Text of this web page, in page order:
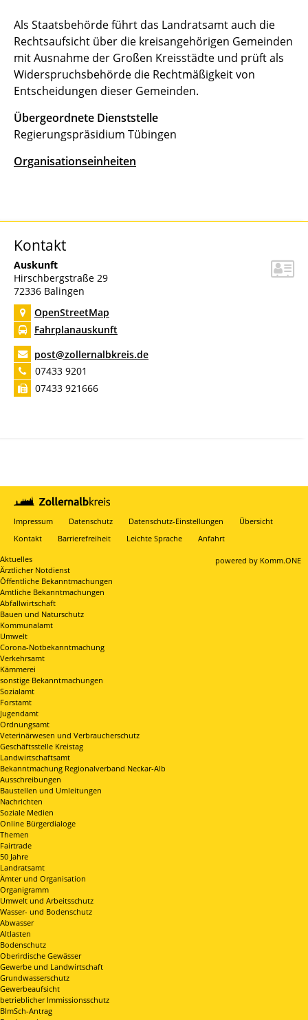
Kontakt
Auskunft
Hirschbergstraße 29
72336 Balingen
OpenStreetMap
Fahrplanauskunft
post@zollernalbkreis.de
07433 9201
07433 921666
Als Staatsbehörde führt das Landratsamt auch die
Rechtsaufsicht über die kreisangehörigen Gemeinden
mit Ausnahme der Großen Kreisstädte und prüft als
Widerspruchsbehörde die Rechtmäßigkeit von
Entscheidungen dieser Gemeinden.
Übergeordnete Dienststelle
Regierungspräsidium Tübingen
Organisationseinheiten
Impressum Datenschutz Datenschutz-Einstellungen
Übersicht
Kontakt
Barrierefreiheit Leichte Sprache Anfahrt
powered by Komm.ONE
Aktuelles
Ärztlicher Notdienst
Öffentliche Bekanntmachungen
Amtliche Bekanntmachungen
Abfallwirtschaft
Bauen und Naturschutz
Kommunalamt
Umwelt
Corona-Notbekanntmachung
Verkehrsamt
Kämmerei
sonstige Bekanntmachungen
Sozialamt
Forstamt
Jugendamt
Ordnungsamt
Veterinärwesen und Verbraucherschutz
Geschäftsstelle Kreistag
Landwirtschaftsamt
Bekanntmachung Regionalverband Neckar-Alb
Ausschreibungen
Baustellen und Umleitungen
Nachrichten
Soziale Medien
Online Bürgerdialoge
Themen
Fairtrade
50 Jahre
Landratsamt
Ämter und Organisation
Organigramm
Umwelt und Arbeitsschutz
Wasser- und Bodenschutz
Abwasser
Altlasten
Bodenschutz
Oberirdische Gewässer
Gewerbe und Landwirtschaft
Grundwasserschutz
Gewerbeaufsicht
betrieblicher Immissionsschutz
BImSch-Antrag